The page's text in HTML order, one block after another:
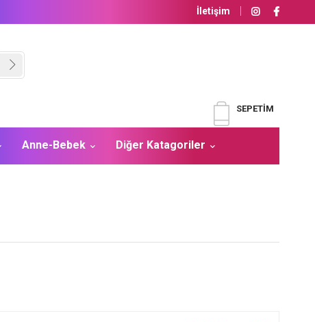
İletişim
SEPETIM
Anne-Bebek Diğer Katagoriler